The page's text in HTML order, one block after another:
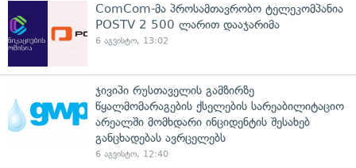
ComCom-მა პროსამთავრობო ტელეკომპანია
POSTV 2 500 ლარით დააჯარიმა
6 აგვისტო, 13:02
ჯივიპი რუსთაველის გამზირზე
წყალმომარაგების ქსელების სარეაბილიტაციო
არეალში მომხდარი ინციდენტის შესახებ
განცხადებას ავრცელებს
6 აგვისტო, 12:40